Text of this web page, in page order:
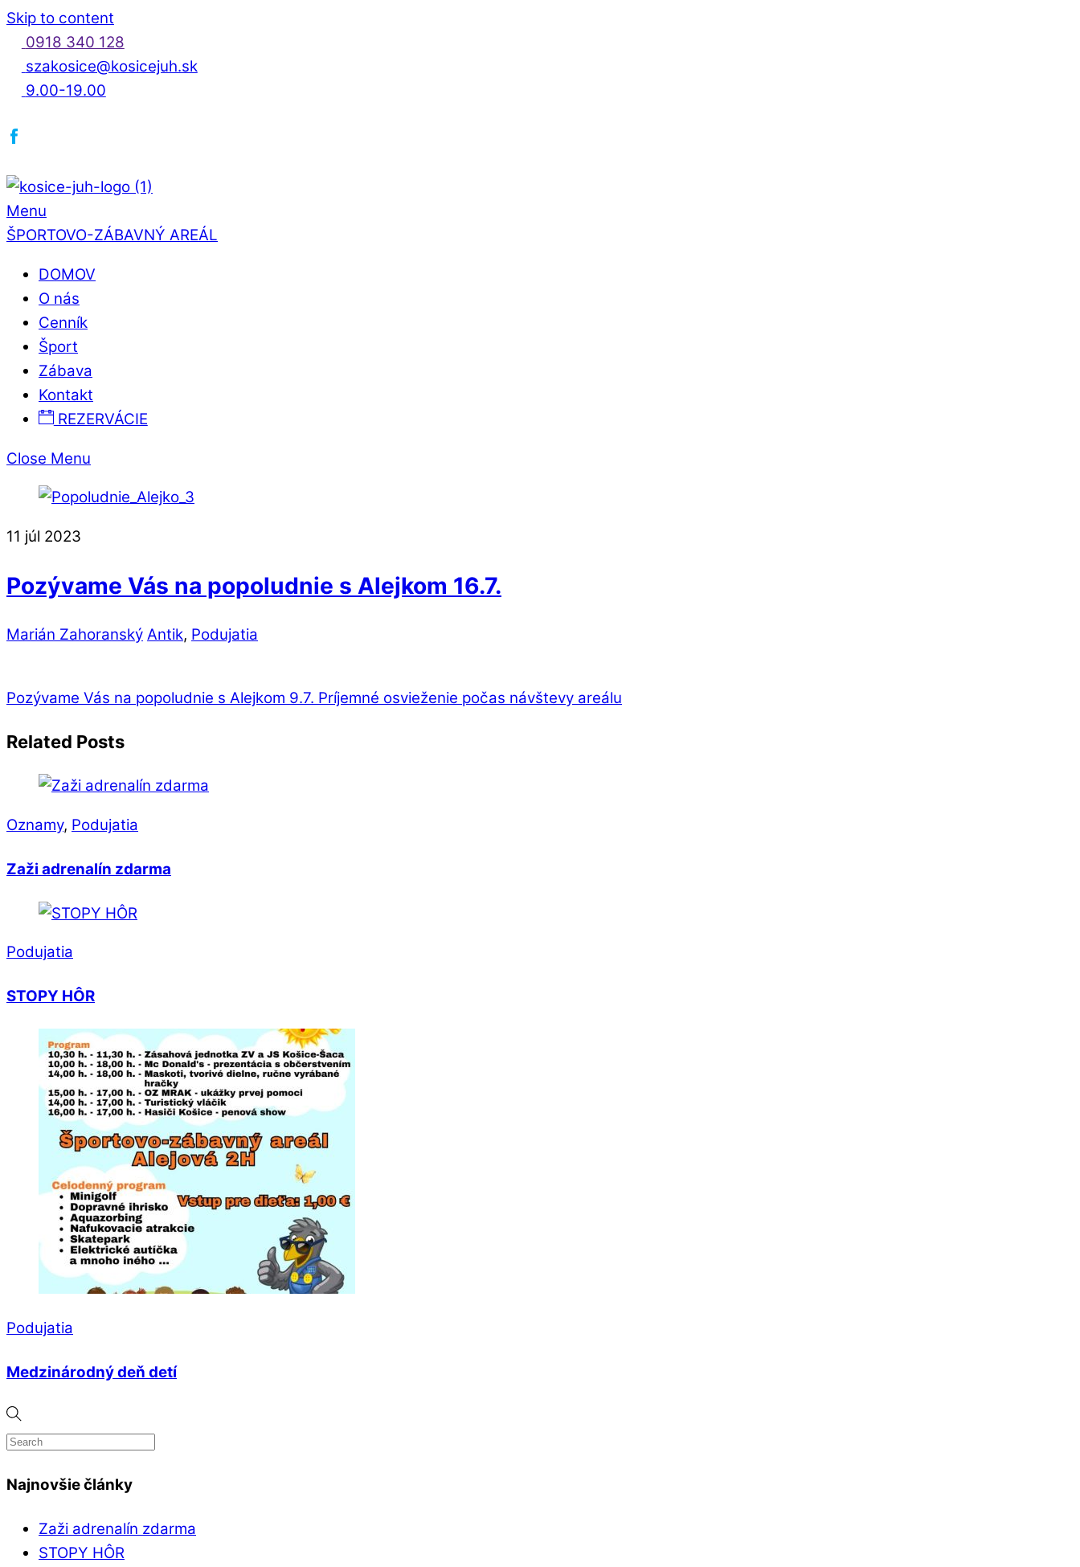
Skip to content
0918 340 128
szakosice@kosicejuh.sk
9.00-19.00
Menu
ŠPORTOVO-ZÁBAVNÝ AREÁL
DOMOV
O nás
Cenník
Šport
Zábava
Kontakt
REZERVÁCIE
Close Menu
11 júl 2023
Pozývame Vás na popoludnie s Alejkom 16.7.
Marián Zahoranský Antik, Podujatia
Pozývame Vás na popoludnie s Alejkom 9.7. Príjemné osvieženie počas návštevy areálu
Related Posts
Oznamy, Podujatia
Zaži adrenalín zdarma
Podujatia
STOPY HÔR
Podujatia
Medzinárodný deň detí
Najnovšie články
Zaži adrenalín zdarma
STOPY HÔR